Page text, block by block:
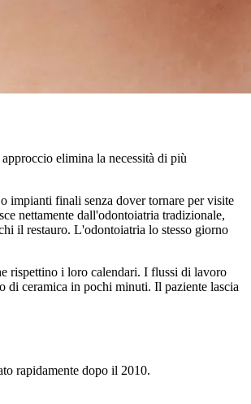
elimina la necessità di più
impianti finali senza dover tornare per visite
nettamente dall'odontoiatria tradizionale,
il restauro. L'odontoiatria lo stesso giorno
rispettino i loro calendari. I flussi di lavoro
di ceramica in pochi minuti. Il paziente lascia
rapidamente dopo il 2010.